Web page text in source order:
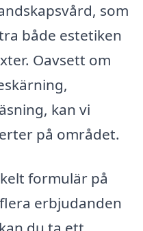
som
både estetiken
Oavsett om
kan vi
på området.
formulär på
erbjudanden